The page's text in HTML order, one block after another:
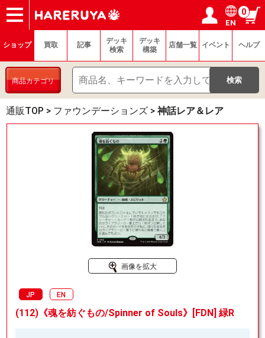
ショップ
買取
記事
デッキ検索
デッキ構築
選手一覧
店舗一覧
イベント
ヘルプ
お問い合わせ ログイン／会員登録
マイページ
EN
0
ショップ 買取 記事
デッキ
検索
デッキ
構築
店舗一覧 イベント ヘルプ
商品カテゴリ
通販TOP > ファウンデーションズ > 神話レア＆レア
画像を拡大
JP EN
(112)《魂を紡ぐもの/Spinner of Souls》[FDN] 緑R